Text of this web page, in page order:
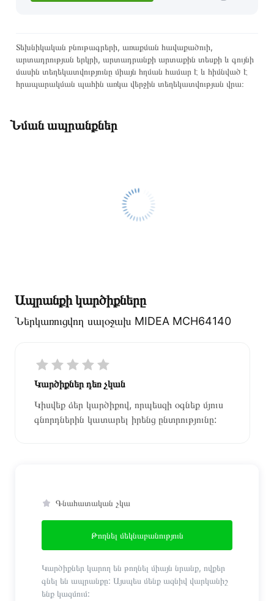
Տեխնիկական բնութագրերի, առաքման հավաքածուի,
արտադրության երկրի, արտադրանքի արտաքին տեսքի և գույնի
մասին տեղեկատվությունը միայն հղման համար է և հիմնված է
հրապարակման պահին առկա վերջին տեղեկատվության վրա։
Նման ապրանքներ
Ապրանքի կարծիքները
Ներկառուցվող սալօջախ MIDEA MCH64140
Կարծիքներ դեռ չկան
Կիսվեք ձեր կարծիքով, որպեսզի օգնեք մյուս
գնորդներին կատարել իրենց ընտրությունը:
Գնահատական չկա
Թողնել մեկնաբանություն
Կարծիքներ կարող են թողնել միայն նրանք, ովքեր
գնել են ապրանքը: Այսպես մենք ազնիվ վարկանիշ
ենք կազմում: